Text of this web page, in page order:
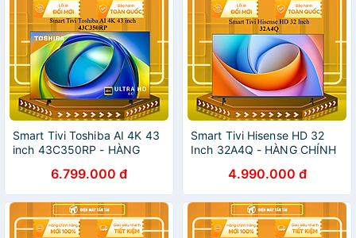
Smart Tivi Toshiba AI 4K 43
inch 43C350RP - HÀNG
6.799.000 đ
Smart Tivi Hisense HD 32
Inch 32A4Q - HÀNG CHÍNH
4.990.000 đ